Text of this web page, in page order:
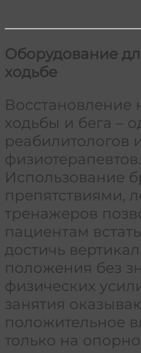
Оборудование
ходьбе
Восстановление
ходьбы и бега –
реабилитологов и
физиотерапевтов.
Использование
препятствиями,
тренажеров
пациентам
достичь
положения без
физических
занятия
положительное
только на